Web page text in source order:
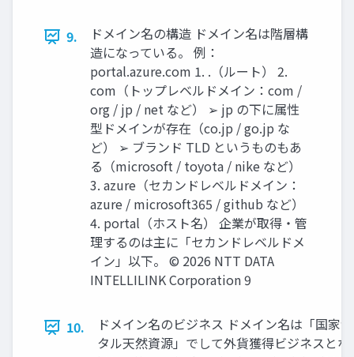
9.
ドメイン名の構造 ドメイン名は階層構
造になっている。 例：
portal.azure.com 1. .（ルート） 2.
com（トップレベルドメイン：com /
org / jp / net など） ➢ jp の下に属性
型ドメインが存在（co.jp / go.jp な
ど） ➢ ブランド TLD というものもあ
る（microsoft / toyota / nike など）
3. azure（セカンドレベルドメイン：
azure / microsoft365 / github など）
4. portal（ホスト名） 企業が取得・管
理するのは主に「セカンドレベルドメ
イン」以下。 © 2026 NTT DATA
INTELLILINK Corporation 9
10.
ドメイン名のビジネス ドメイン名は「国家
タル天然資源」でして外貨獲得ビジネスとな